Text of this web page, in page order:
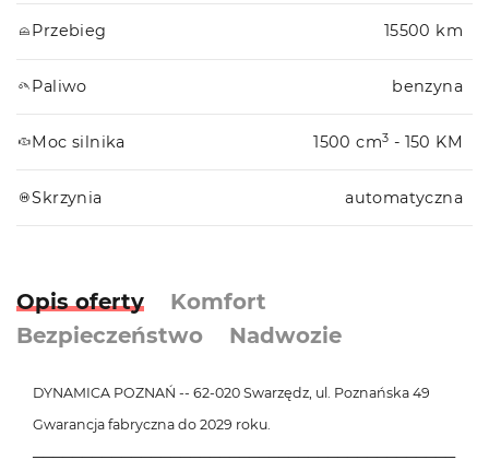
Przebieg 15500 km
Paliwo benzyna
Moc silnika 1500 cm3 - 150 KM
Skrzynia automatyczna
Opis oferty
Komfort
Bezpieczeństwo
Nadwozie
DYNAMICA POZNAŃ -- 62-020 Swarzędz, ul. Poznańska 49
Gwarancja fabryczna do 2029 roku.
───────────────────────────────────────────